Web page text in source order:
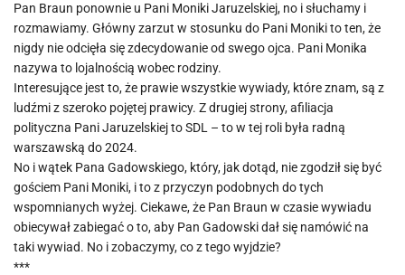
Pan Braun ponownie u Pani Moniki Jaruzelskiej, no i słuchamy i
rozmawiamy. Główny zarzut w stosunku do Pani Moniki to ten, że
nigdy nie odcięła się zdecydowanie od swego ojca. Pani Monika
nazywa to lojalnością wobec rodziny.
Interesujące jest to, że prawie wszystkie wywiady, które znam, są z
ludźmi z szeroko pojętej prawicy. Z drugiej strony, afiliacja
polityczna Pani Jaruzelskiej to SDL – to w tej roli była radną
warszawską do 2024.
No i wątek Pana Gadowskiego, który, jak dotąd, nie zgodził się być
gościem Pani Moniki, i to z przyczyn podobnych do tych
wspomnianych wyżej. Ciekawe, że Pan Braun w czasie wywiadu
obiecywał zabiegać o to, aby Pan Gadowski dał się namówić na
taki wywiad. No i zobaczymy, co z tego wyjdzie?
***